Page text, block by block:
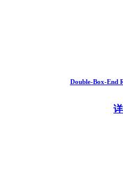
Double-Box-End